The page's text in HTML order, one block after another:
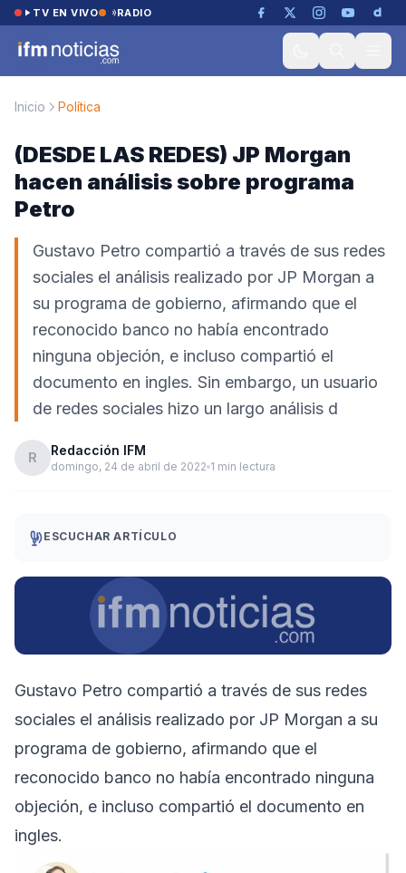
Saltar al contenido
TV EN VIVO RADIO
Inicio Política
(DESDE LAS REDES) JP Morgan
hacen análisis sobre programa
Petro
Gustavo Petro compartió a través de sus redes
sociales el análisis realizado por JP Morgan a
su programa de gobierno, afirmando que el
reconocido banco no había encontrado
ninguna objeción, e incluso compartió el
documento en ingles. Sin embargo, un usuario
de redes sociales hizo un largo análisis d
R Redacción IFM
domingo, 24 de abril de 2022 1 min lectura
ESCUCHAR ARTÍCULO
Gustavo Petro compartió a través de sus redes
sociales el análisis realizado por JP Morgan a su
programa de gobierno, afirmando que el
reconocido banco no había encontrado ninguna
objeción, e incluso compartió el documento en
ingles.